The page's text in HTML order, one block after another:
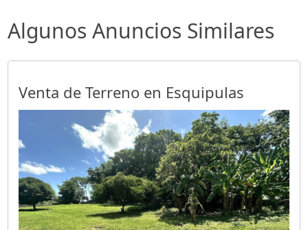
Algunos Anuncios Similares
Venta de Terreno en Esquipulas